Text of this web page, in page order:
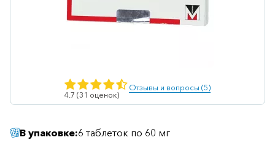
Ветеринарные
Гепатопротекторы
4.7 (31 оценок)
Отзывы и вопросы (5)
В упаковке:6 таблеток по 60 мг